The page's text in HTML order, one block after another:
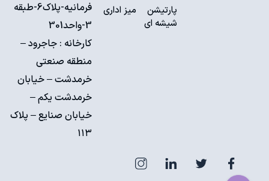
پارتیشن
شیشه ای
میز اداری
فرمانیه-پلاک6-طبقه
3-واحد301
کارخانه :جاجرود –
منطقه صنعتی
خرمدشت – خیابان
خرمدشت یکم –
خیابان صنایع – پلاک
۱۱۳